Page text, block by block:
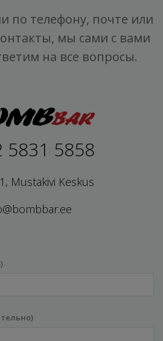
по телефону, почте или
мы сами с вами
на все вопросы.
5831 5858
Mustakivi Keskus